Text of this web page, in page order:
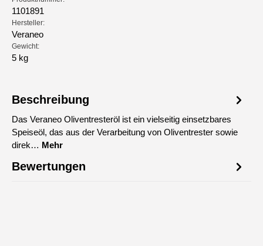
1101891
Hersteller:
Veraneo
Gewicht:
5 kg
Beschreibung
Das Veraneo Oliventresteröl ist ein vielseitig einsetzbares
Speiseöl, das aus der Verarbeitung von Oliventrester sowie
direk… Mehr
Bewertungen